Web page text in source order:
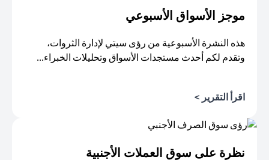
موجز الأسواق الأسبوعي
هذه النشرة الأسبوعية من رؤى سيتي لإدارة الثروات،
وتقدم لكم أحدث مستجدات الأسواق وتحليلات الخبراء...
اقرأ التقرير >
نظرة على سوق العملات الأجنبية